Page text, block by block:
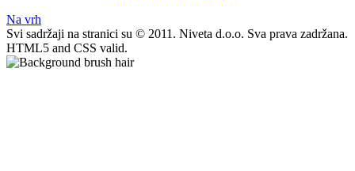
Na vrh
Svi sadržaji na stranici su © 2011. Niveta d.o.o. Sva prava zadržana.
HTML5 and CSS valid.